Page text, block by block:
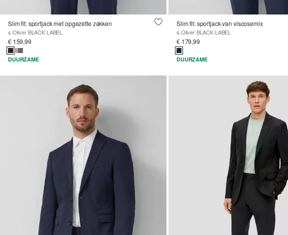
Slim fit: sportjack met opgezette zakken
s.Oliver BLACK LABEL
€ 159,99
DUURZAME
Slim fit: sportjack van viscosemix
s.Oliver BLACK LABEL
€ 179,99
DUURZAME